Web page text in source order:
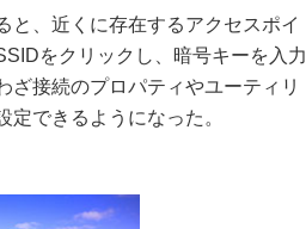
、近くに存在するアクセスポイ
をクリックし、暗号キーを入力
接続のプロパティやユーティリ
できるようになった。